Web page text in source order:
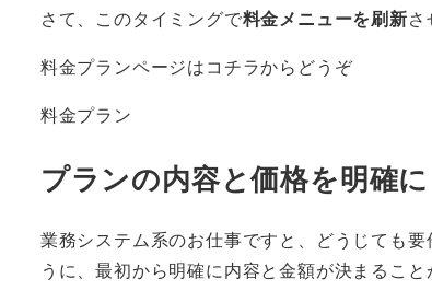
さて、このタイミングで料金メニューを刷新
料金プランページはコチラからどうぞ
料金プラン
プランの内容と価格を明確に
業務システム系のお仕事ですと、どうじても
うに、最初から明確に内容と金額が決まること